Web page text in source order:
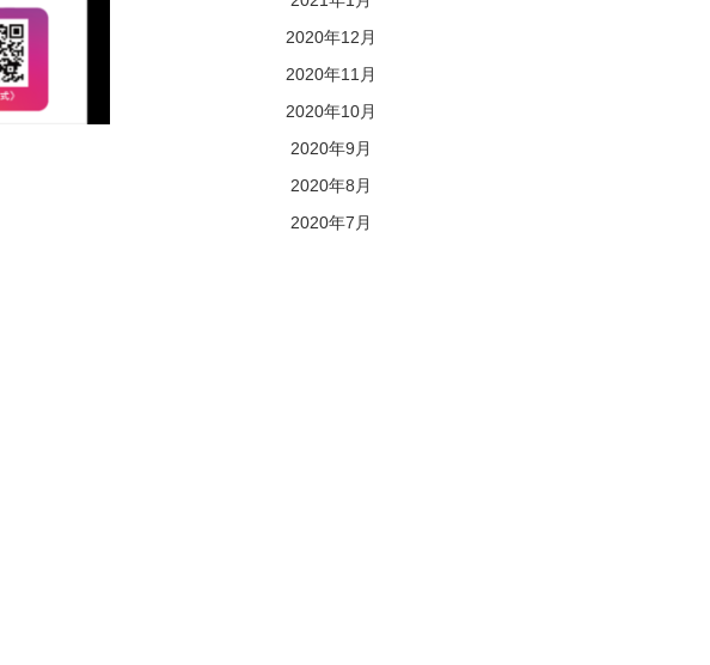
2020年12月
2020年11月
2020年10月
2020年9月
2020年8月
2020年7月